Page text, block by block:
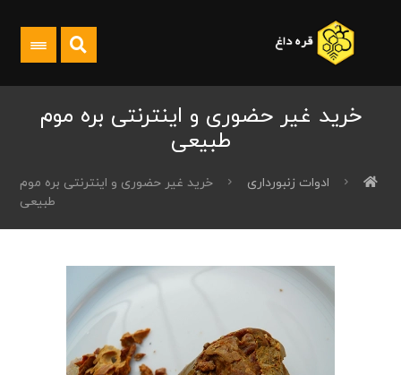
خرید غیر حضوری و اینترنتی بره موم
طبیعی
ادوات زنبورداری
خرید غیر حضوری و اینترنتی بره موم
طبیعی